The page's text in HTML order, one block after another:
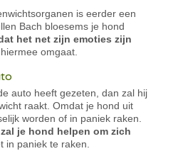
is eerder een
Bach bloesems je hond
het net zijn emoties zijn
omgaat.
auto heeft gezeten, dan zal hij
raakt. Omdat je hond uit
worden of in paniek raken.
je hond helpen om zich
in paniek te raken.